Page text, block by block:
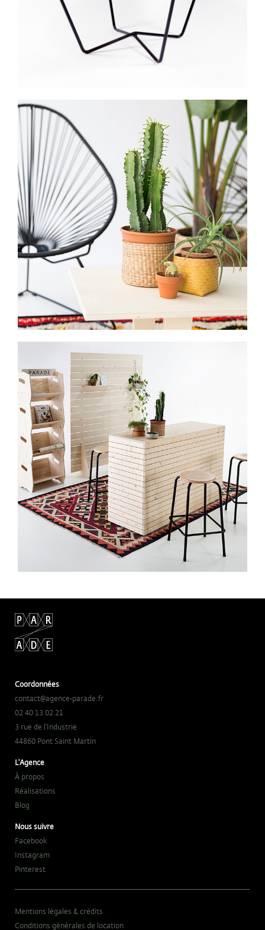
Coordonnées
contact@agence-parade.fr
02 40 13 02 21
3 rue de l'Industrie
44860 Pont Saint Martin
L'Agence
À propos
Réalisations
Blog
Nous suivre
Facebook
Instagram
Pinterest
Mentions légales & crédits
Conditions générales de location